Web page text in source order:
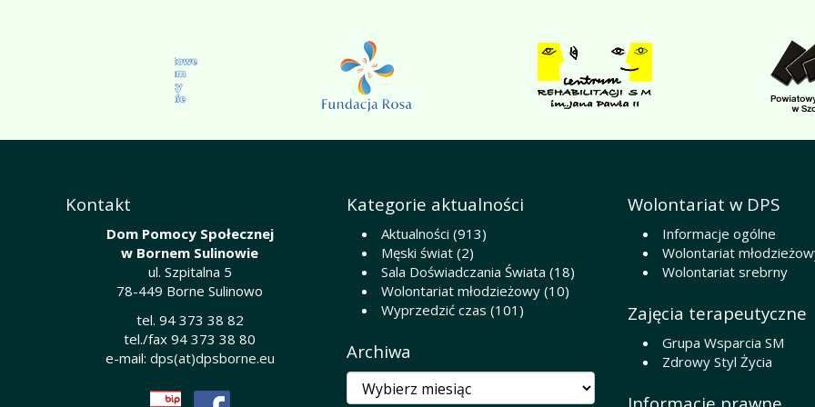
Kontakt
Dom Pomocy Społecznej
w Bornem Sulinowie
ul. Szpitalna 5
78-449 Borne Sulinowo
tel. 94 373 38 82
tel./fax 94 373 38 80
e-mail: dps(at)dpsborne.eu
Kategorie aktualności
Aktualności (913)
Męski świat (2)
Sala Doświadczania Świata (18)
Wolontariat młodzieżowy (10)
Wyprzedzić czas (101)
Archiwa
Archiwa
Wolontariat w DPS
Informacje ogólne
Wolontariat
Wolontariat srebrny
Zajęcia terapeutyczne
Grupa Wsparcia SM
Zdrowy Styl Życia